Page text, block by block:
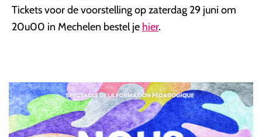
Tickets voor de voorstelling op zaterdag 29 juni om
20u00 in Mechelen bestel je hier.